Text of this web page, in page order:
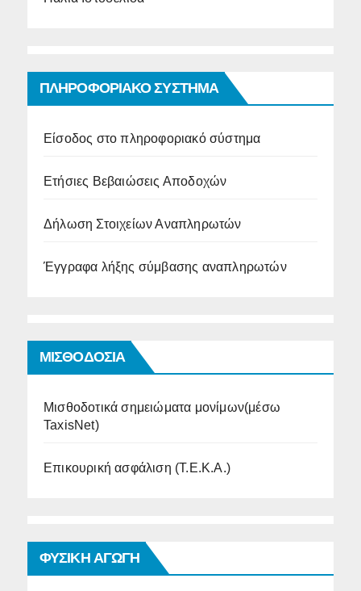
ΠΛΗΡΟΦΟΡΙΑΚΟ ΣΥΣΤΗΜΑ
Είσοδος στο πληροφοριακό σύστημα
Ετήσιες Βεβαιώσεις Αποδοχών
Δήλωση Στοιχείων Αναπληρωτών
Έγγραφα λήξης σύμβασης αναπληρωτών
ΜΙΣΘΟΔΟΣΙΑ
Μισθοδοτικά σημειώματα μονίμων(μέσω
TaxisNet)
Επικουρική ασφάλιση (Τ.Ε.Κ.Α.)
ΦΥΣΙΚΗ ΑΓΩΓΗ